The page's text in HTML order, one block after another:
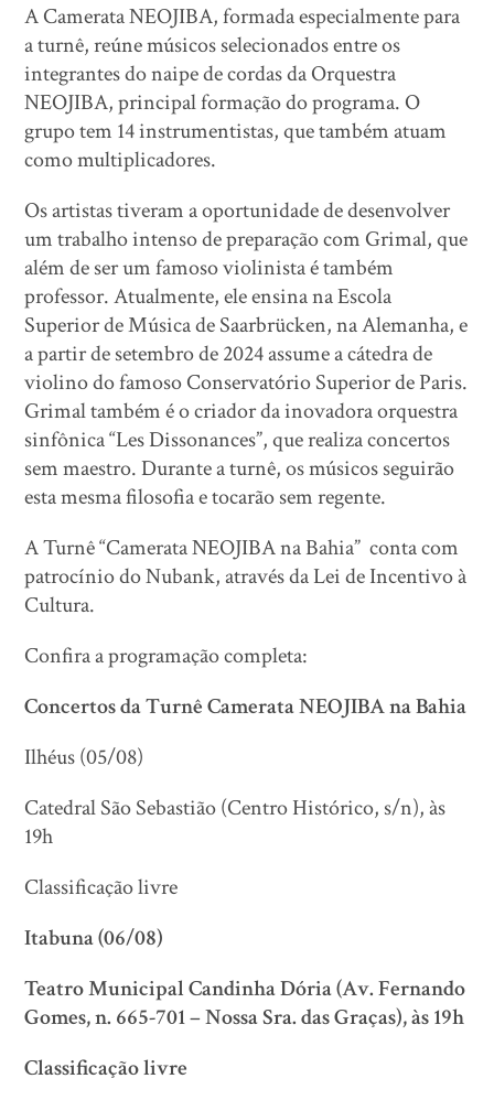
A Camerata NEOJIBA, formada especialmente para
a turnê, reúne músicos selecionados entre os
integrantes do naipe de cordas da Orquestra
NEOJIBA, principal formação do programa. O
grupo tem 14 instrumentistas, que também atuam
como multiplicadores.
Os artistas tiveram a oportunidade de desenvolver
um trabalho intenso de preparação com Grimal, que
além de ser um famoso violinista é também
professor. Atualmente, ele ensina na Escola
Superior de Música de Saarbrücken, na Alemanha, e
a partir de setembro de 2024 assume a cátedra de
violino do famoso Conservatório Superior de Paris.
Grimal também é o criador da inovadora orquestra
sinfônica “Les Dissonances”, que realiza concertos
sem maestro. Durante a turnê, os músicos seguirão
esta mesma filosofia e tocarão sem regente.
A Turnê “Camerata NEOJIBA na Bahia” conta com
patrocínio do Nubank, através da Lei de Incentivo à
Cultura.
Confira a programação completa:
Concertos da Turnê Camerata NEOJIBA na Bahia
Ilhéus (05/08)
Catedral São Sebastião (Centro Histórico, s/n), às
19h
Classificação livre
Itabuna (06/08)
Teatro Municipal Candinha Dória (Av. Fernando
Gomes, n. 665-701 – Nossa Sra. das Graças), às 19h
Classificação livre